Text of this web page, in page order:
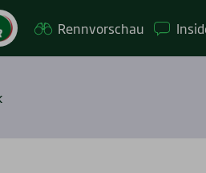
Renn­vor­schau